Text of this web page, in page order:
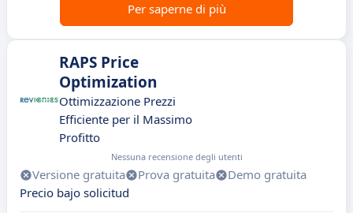
Per saperne di più
RAPS Price
Optimization
Ottimizzazione Prezzi
Efficiente per il Massimo
Profitto
Nessuna recensione degli utenti
Versione gratuita Prova gratuita
Demo gratuita
Precio bajo solicitud